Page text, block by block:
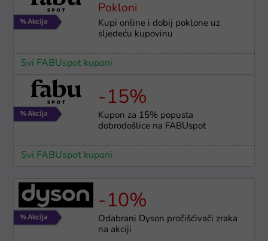
Pokloni
Kupi online i dobij poklone uz
sljedeću kupovinu
Svi FABUspot kuponi
-15%
Kupon za 15% popusta
dobrodošlice na FABUspot
Svi FABUspot kuponi
-10%
Odabrani Dyson pročišćivači zraka
na akciji